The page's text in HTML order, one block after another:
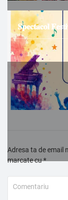
𝐒𝐩𝐞𝐜𝐭𝐚𝐜𝐨𝐥
Adresa ta de email
marcate cu*